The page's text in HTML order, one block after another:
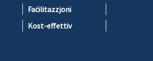
Faċilitazzjoni
Kost-effettiv